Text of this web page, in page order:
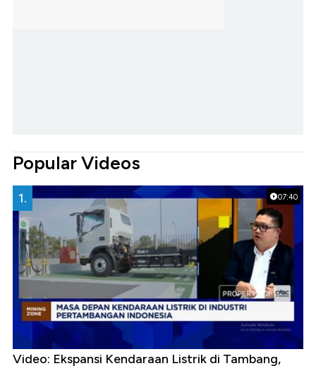
Popular Videos
07:40
1.
Video: Ekspansi Kendaraan Listrik di Tambang,